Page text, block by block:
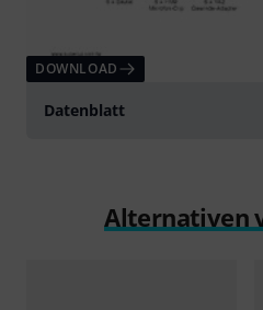
DOWNLOAD
Datenblatt
Alternativen